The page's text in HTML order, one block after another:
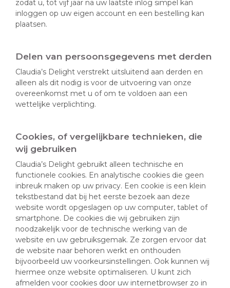
zodat u, tot vijf jaar na uw laatste inlog simpel kan
inloggen op uw eigen account en een bestelling kan
plaatsen.
Delen van persoonsgegevens met derden
Claudia’s Delight verstrekt uitsluitend aan derden en
alleen als dit nodig is voor de uitvoering van onze
overeenkomst met u of om te voldoen aan een
wettelijke verplichting.
Cookies, of vergelijkbare technieken, die
wij gebruiken
Claudia’s Delight gebruikt alleen technische en
functionele cookies. En analytische cookies die geen
inbreuk maken op uw privacy. Een cookie is een klein
tekstbestand dat bij het eerste bezoek aan deze
website wordt opgeslagen op uw computer, tablet of
smartphone. De cookies die wij gebruiken zijn
noodzakelijk voor de technische werking van de
website en uw gebruiksgemak. Ze zorgen ervoor dat
de website naar behoren werkt en onthouden
bijvoorbeeld uw voorkeursinstellingen. Ook kunnen wij
hiermee onze website optimaliseren. U kunt zich
afmelden voor cookies door uw internetbrowser zo in